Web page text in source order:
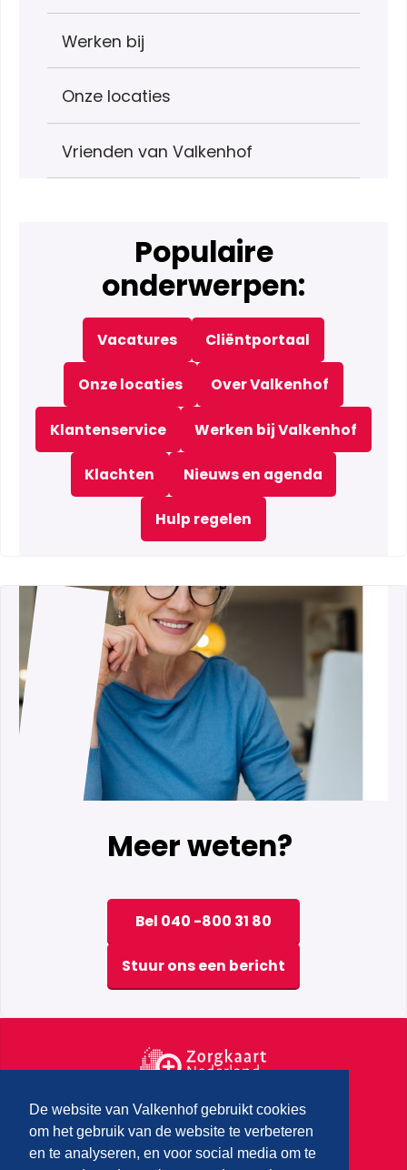
De website van Valkenhof gebruikt cookies
om het gebruik van de website te verbeteren
en te analyseren, en voor social media om te
Werken bij
Onze locaties
Vrienden van Valkenhof
Populaire
onderwerpen:
Vacatures Cliëntportaal
Onze locaties Over Valkenhof
Klantenservice Werken bij Valkenhof
Klachten Nieuws en agenda
Hulp regelen
Meer weten?
Bel 040 -800 31 80
Stuur ons een bericht